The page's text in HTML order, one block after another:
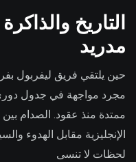
التاريخ
مدريد
حين يلتقي فريق ليفربول
مجرد مواجهة في جدول
ممتدة منذ عقود. الصدام
الإنجليزية مقابل الهدوء
لحظات لا تنسى